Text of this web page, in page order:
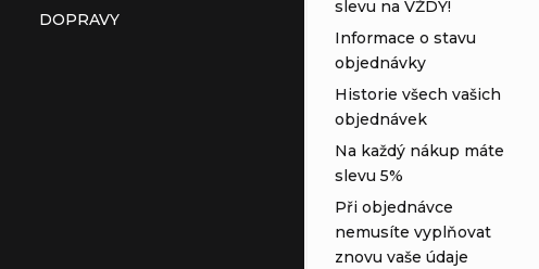
DOPRAVY
slevu na VŽDY!
Informace o stavu
objednávky
Historie všech vašich
objednávek
Na každý nákup máte
slevu 5%
Při objednávce
nemusíte vyplňovat
znovu vaše údaje